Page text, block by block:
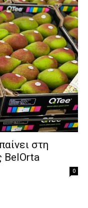
στη
BelOrta
0